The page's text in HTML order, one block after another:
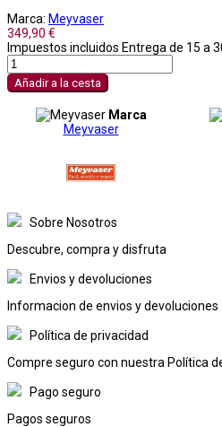
Marca: Meyvaser
349,90 €
Impuestos incluidos Entrega de 15 a
Añadir a la cesta
Marca
Meyvaser
Sobre Nosotros
Descubre, compra y disfruta
Envios y devoluciones
Informacion de envios y devoluciones
Política de privacidad
Compre seguro con nuestra Política
Pago seguro
Pagos seguros